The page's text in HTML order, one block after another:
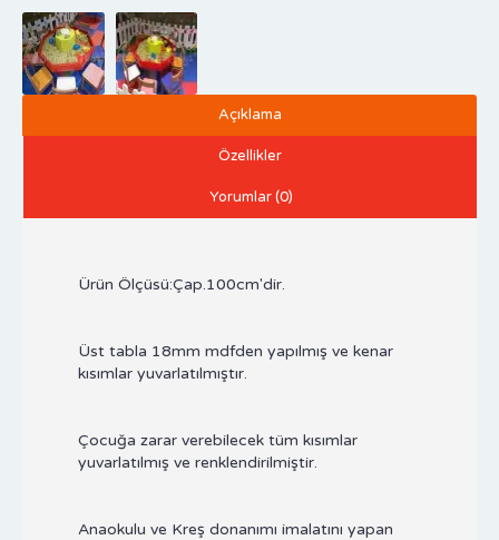
Açıklama
Özellikler
Yorumlar (0)
Ürün Ölçüsü:Çap.100cm'dir.
Üst tabla 18mm mdfden yapılmış ve kenar
kısımlar yuvarlatılmıştır.
Çocuğa zarar verebilecek tüm kısımlar
yuvarlatılmış ve renklendirilmiştir.
Anaokulu ve Kreş donanımı imalatını yapan